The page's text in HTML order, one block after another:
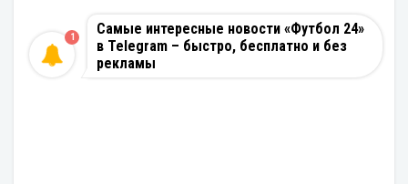
Самые интересные новости «Футбол 24»
в Telegram – быстро, бесплатно и без
рекламы
1